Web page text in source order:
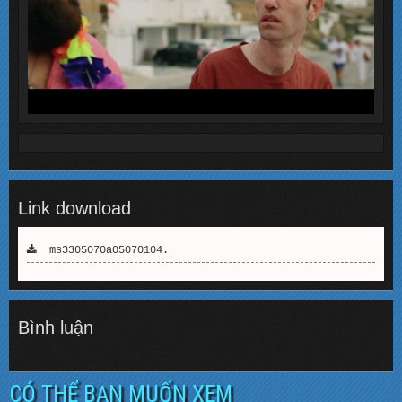
Link download
ms3305070a05070104.
Bình luận
CÓ THỂ BẠN MUỐN XEM